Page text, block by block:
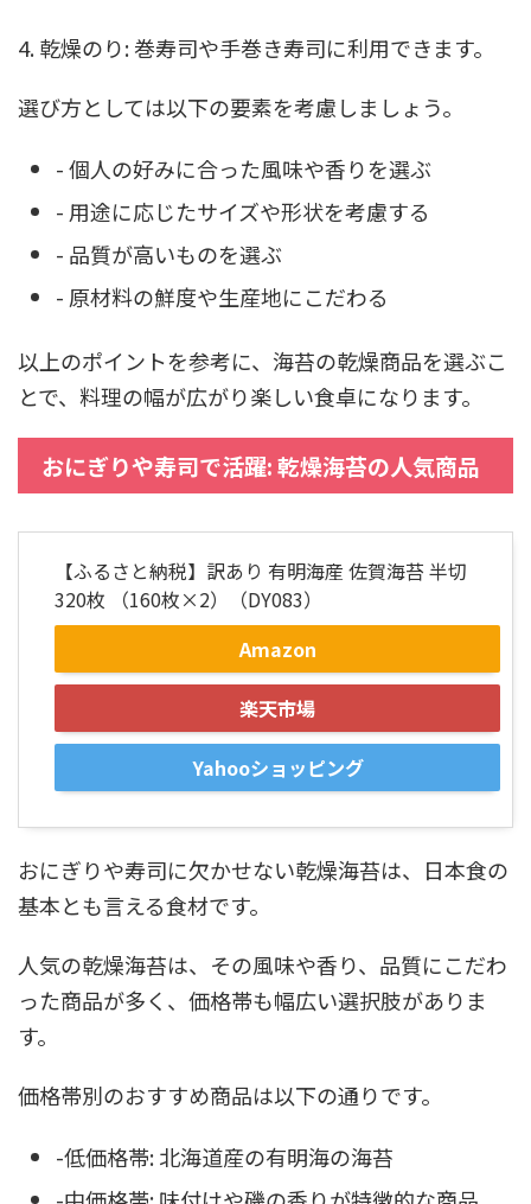
4. 乾燥のり: 巻寿司や手巻き寿司に利用できます。
選び方としては以下の要素を考慮しましょう。
- 個人の好みに合った風味や香りを選ぶ
- 用途に応じたサイズや形状を考慮する
- 品質が高いものを選ぶ
- 原材料の鮮度や生産地にこだわる
以上のポイントを参考に、海苔の乾燥商品を選ぶこ
とで、料理の幅が広がり楽しい食卓になります。
おにぎりや寿司で活躍: 乾燥海苔の人気商品
【ふるさと納税】訳あり 有明海産 佐賀海苔 半切
320枚 （160枚×2）（DY083）
Amazon
楽天市場
Yahooショッピング
おにぎりや寿司に欠かせない乾燥海苔は、日本食の
基本とも言える食材です。
人気の乾燥海苔は、その風味や香り、品質にこだわ
った商品が多く、価格帯も幅広い選択肢がありま
す。
価格帯別のおすすめ商品は以下の通りです。
-低価格帯: 北海道産の有明海の海苔